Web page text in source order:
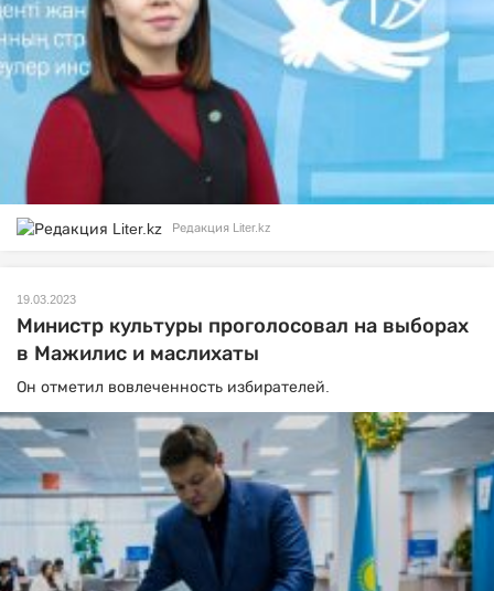
Редакция Liter.kz
19.03.2023
Министр культуры проголосовал на выборах
в Мажилис и маслихаты
Он отметил вовлеченность избирателей.